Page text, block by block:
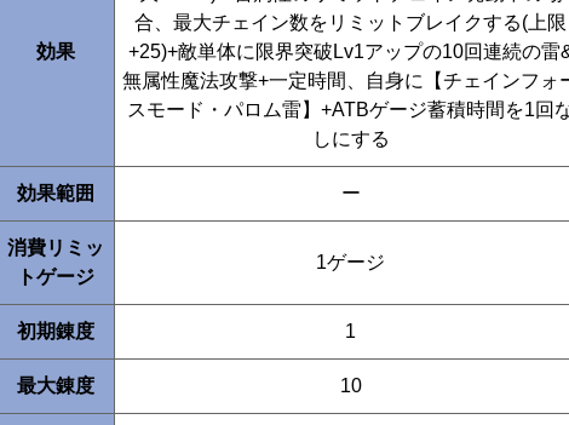
効果
合、最大チェイン数をリミットブレイクする(上限
+25)+敵単体に限界突破Lv1アップの10回連続の雷
無属性魔法攻撃+一定時間、自身に【チェインフォ
スモード・パロム雷】+ATBゲージ蓄積時間を1回
しにする
効果範囲 ー
消費リミッ
トゲージ
1ゲージ
初期錬度 1
最大錬度 10